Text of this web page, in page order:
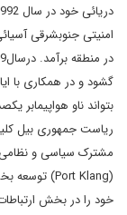
امنیتی جنوبشرقی
در منطقه برآمد. درسال1999 سنگاپور پایگاه دریائی چانگی (
گشود و در همکاری با
بتواند ناو هواپیمابر
ریاست جمهوری بیل
مشترک سیاسی و نظامی
(
Port Klang) توسعه
خود را در بخش